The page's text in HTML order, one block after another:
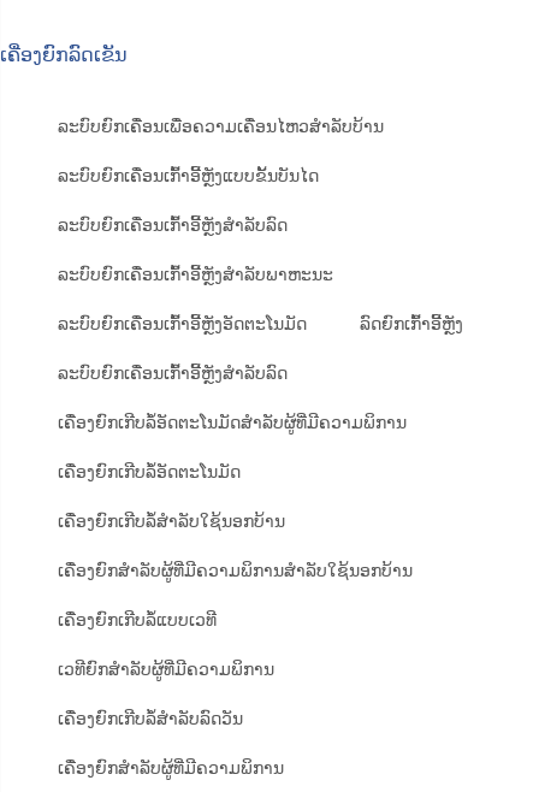
ເຄື່ອງຍົກລົດເຂັນ
ລະບົບຍົກເຄື່ອນເພື່ອຄວາມເຄື່ອນໄຫວສຳລັບບ້ານ
ລະບົບຍົກເຄື່ອນເກົ້າອີ້ຫຼັງແບບຂັ້ນບັນໄດ
ລະບົບຍົກເຄື່ອນເກົ້າອີ້ຫຼັງສຳລັບລົດ
ລະບົບຍົກເຄື່ອນເກົ້າອີ້ຫຼັງສຳລັບພາຫະນະ
ລະບົບຍົກເຄື່ອນເກົ້າອີ້ຫຼັງອັດຕະໂນມັດ ລົດຍົກເກົ້າອີ້ຫຼັງ
ລະບົບຍົກເຄື່ອນເກົ້າອີ້ຫຼັງສຳລັບລົດ
ເຄື່ອງຍົກເກີບລໍ້ອັດຕະໂນມັດສຳລັບຜູ້ທີ່ມີຄວາມພິການ
ເຄື່ອງຍົກເກີບລໍ້ອັດຕະໂນມັດ
ເຄື່ອງຍົກເກີບລໍ້ສຳລັບໃຊ້ນອກບ້ານ
ເຄື່ອງຍົກສຳລັບຜູ້ທີ່ມີຄວາມພິການສຳລັບໃຊ້ນອກບ້ານ
ເຄື່ອງຍົກເກີບລໍ້ແບບເວທີ
ເວທີຍົກສຳລັບຜູ້ທີ່ມີຄວາມພິການ
ເຄື່ອງຍົກເກີບລໍ້ສຳລັບລົດວັນ
ເຄື່ອງຍົກສຳລັບຜູ້ທີ່ມີຄວາມພິການ